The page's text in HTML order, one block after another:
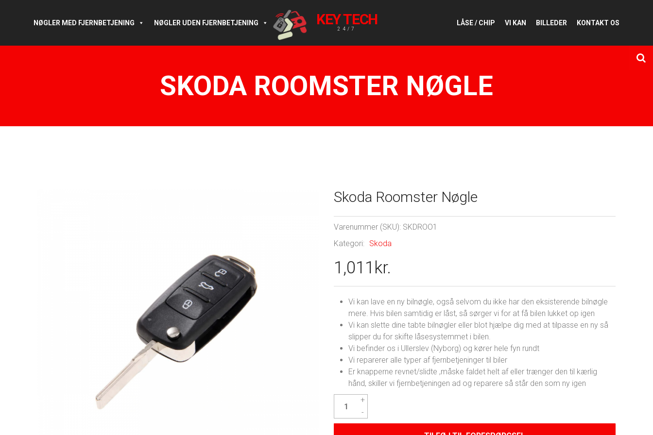
KEY TECH
24/7
NØGLER MED FJERNBETJENING NØGLER UDEN FJERNBETJENING LÅSE / CHIP VI KAN BILLEDER KONTAKT OS
SKODA ROOMSTER NØGLE
Skoda Roomster Nøgle
Varenummer (SKU): SKDROO1
Kategori:
Skoda
1,011 kr.
Vi kan lave en ny bilnøgle, også selvom du ikke har den eksisterende bilnøgle
mere. Hvis bilen samtidig er låst, så sørger vi for at få bilen lukket op igen
Vi kan slette dine tabte bilnøgler eller blot hjælpe dig med at tilpasse en ny så
slipper du for skifte låsesystemmet i bilen.
Vi befinder os i Ullerslev (Nyborg) og kører hele fyn rundt
Vi reparerer alle typer af fjernbetjeninger til biler
Er knapperne revnet/slidte ,måske faldet helt af eller trænger den til kærlig
hånd, skiller vi fjernbetjeningen ad og reparere så står den som ny igen
Roomster
Nøgle